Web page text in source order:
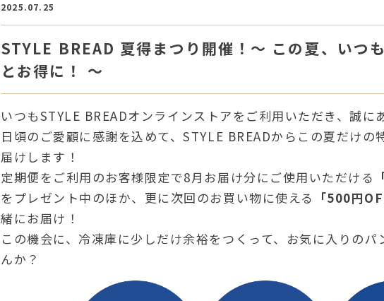
2025.07.25
STYLE BREAD 夏得まつり開催！〜 この夏、いつ
とお得に！ 〜
いつもSTYLE BREADオンラインストアをご利用いただき、誠に
日頃のご愛顧に感謝を込めて、STYLE BREADからこの夏だけの
届けします！
定期便をご利用のお客様限定で8月お届け分にご使用いただける
をプレゼント中のほか、更に次回のお買い物に使える 「500円
緒にお届け！
この機会に、冷凍庫に少しだけ余裕をつくって、お気に入りの
んか？